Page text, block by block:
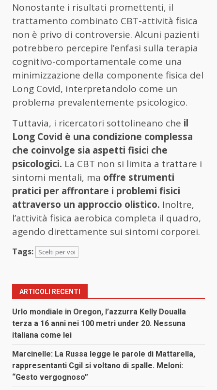
Nonostante i risultati promettenti, il
trattamento combinato CBT-attività fisica
non è privo di controversie. Alcuni pazienti
potrebbero percepire l’enfasi sulla terapia
cognitivo-comportamentale come una
minimizzazione della componente fisica del
Long Covid, interpretandolo come un
problema prevalentemente psicologico.
Tuttavia, i ricercatori sottolineano che il
Long Covid è una condizione complessa
che coinvolge sia aspetti fisici che
psicologici. La CBT non si limita a trattare i
sintomi mentali, ma offre strumenti
pratici per affrontare i problemi fisici
attraverso un approccio olistico. Inoltre,
l’attività fisica aerobica completa il quadro,
agendo direttamente sui sintomi corporei.
Tags: Scelti per voi
ARTICOLI RECENTI
Urlo mondiale in Oregon, l’azzurra Kelly Doualla
terza a 16 anni nei 100 metri under 20. Nessuna
italiana come lei
Marcinelle: La Russa legge le parole di Mattarella,
rappresentanti Cgil si voltano di spalle. Meloni:
“Gesto vergognoso”